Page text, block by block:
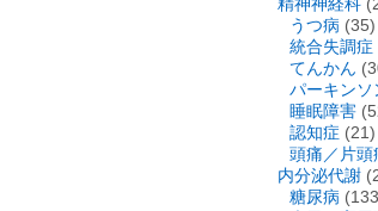
うつ病 (35)
統合失調症
てんかん
パーキンソ
睡眠障害
認知症 (21)
頭痛／片頭
内分泌代謝
糖尿病